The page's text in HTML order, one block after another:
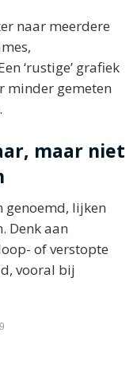
naar meerdere
‘rustige’ grafiek
minder gemeten
maar niet
genoemd, lijken
Denk aan
of verstopte
vooral bij